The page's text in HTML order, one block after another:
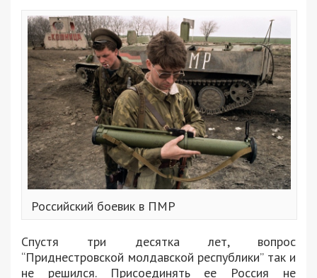
Российский боевик в ПМР
Спустя три десятка лет, вопрос
“Приднестровской молдавской республики” так и
не решился. Присоединять ее Россия не